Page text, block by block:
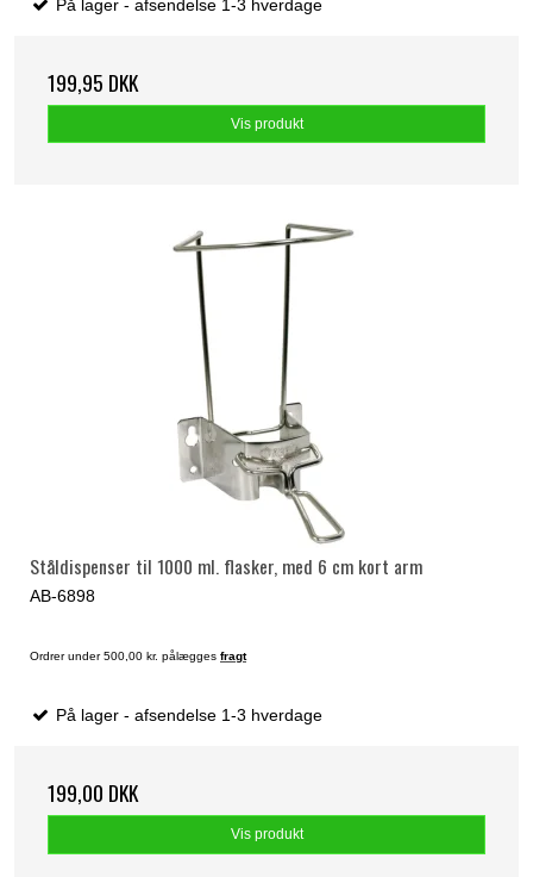
På lager - afsendelse 1-3 hverdage
199,95 DKK
Vis produkt
Ståldispenser til 1000 ml. flasker, med 6 cm kort arm
AB-6898
Ordrer under 500,00 kr. pålægges fragt
På lager - afsendelse 1-3 hverdage
199,00 DKK
Vis produkt